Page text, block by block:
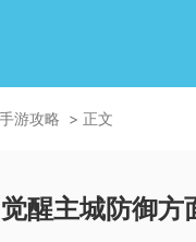
手游攻略 正文
醒主城防御方